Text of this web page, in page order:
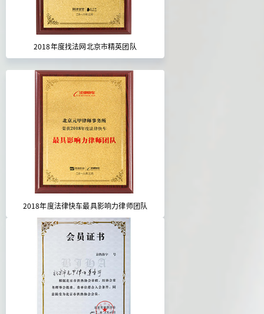
2018年度找法网北京市精英团队
2018年度法律快车最具影响力律师团队